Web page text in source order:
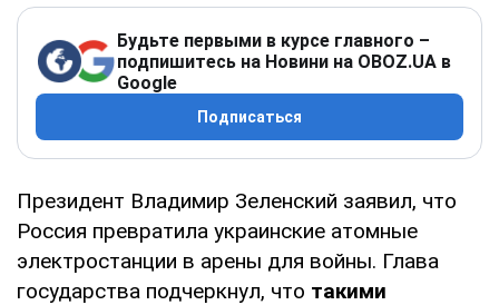
Будьте первыми в курсе главного –
подпишитесь на Новини на OBOZ.UA в
Google
Подписаться
Президент Владимир Зеленский заявил, что
Россия превратила украинские атомные
электростанции в арены для войны. Глава
государства подчеркнул, что такими